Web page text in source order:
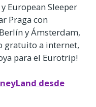
European Sleeper
Praga con
y Ámsterdam,
gratuito a internet,
para el Eurotrip!
desde